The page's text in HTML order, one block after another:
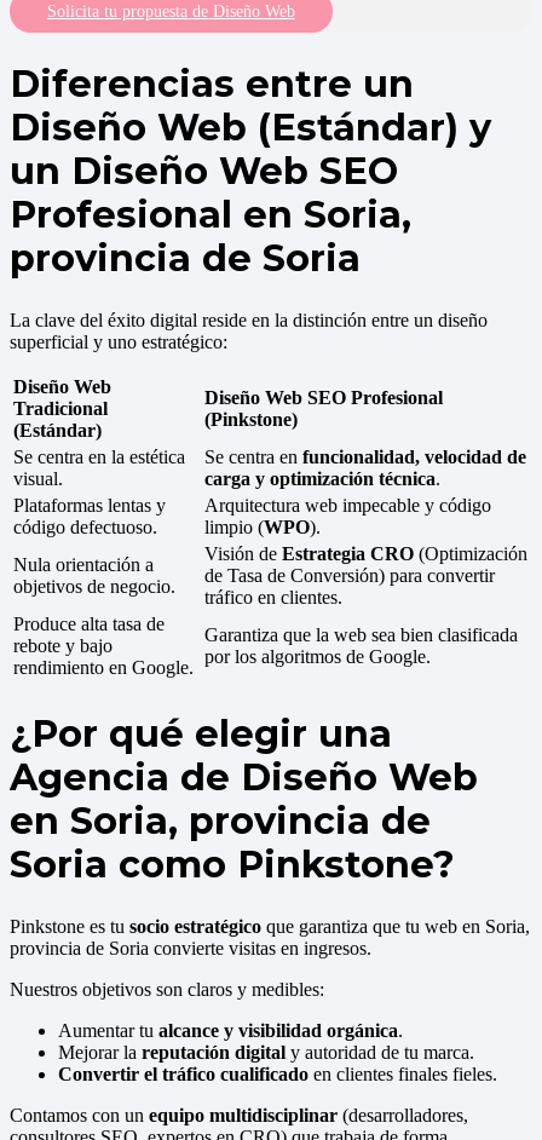
Solicita tu propuesta de Diseño Web
Diferencias entre un
Diseño Web (Estándar) y
un Diseño Web SEO
Profesional en Soria,
provincia de Soria
La clave del éxito digital reside en la distinción entre un diseño
superficial y uno estratégico:
Diseño Web
Tradicional
(Estándar)
Diseño Web SEO Profesional
(Pinkstone)
Se centra en la estética
visual.
Se centra en funcionalidad, velocidad de
carga y optimización técnica.
Plataformas lentas y
código defectuoso.
Arquitectura web impecable y código
limpio (WPO).
Nula orientación a
objetivos de negocio.
Visión de Estrategia CRO (Optimización
de Tasa de Conversión) para convertir
tráfico en clientes.
Produce alta tasa de
rebote y bajo
rendimiento en Google.
Garantiza que la web sea bien clasificada
por los algoritmos de Google.
¿Por qué elegir una
Agencia de Diseño Web
en Soria, provincia de
Soria como Pinkstone?
Pinkstone es tu socio estratégico que garantiza que tu web en Soria,
provincia de Soria convierte visitas en ingresos.
Nuestros objetivos son claros y medibles:
Aumentar tu alcance y visibilidad orgánica.
Mejorar la reputación digital y autoridad de tu marca.
Convertir el tráfico cualificado en clientes finales fieles.
Contamos con un equipo multidisciplinar (desarrolladores,